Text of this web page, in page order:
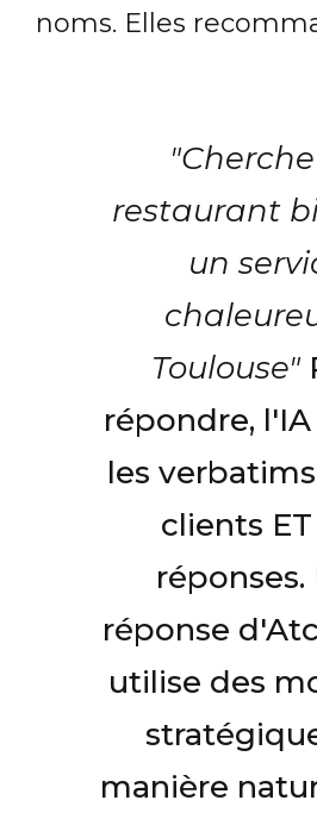
noms. Elles
restaurant
un
Toulouse"
répondre,
les
clients
réponses.
réponse
utilise des
manière